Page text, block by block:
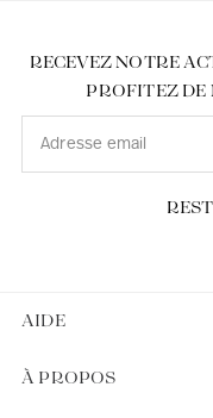
AIDE
À PROPOS
RECEVEZ NOTRE
PROFITEZ DE